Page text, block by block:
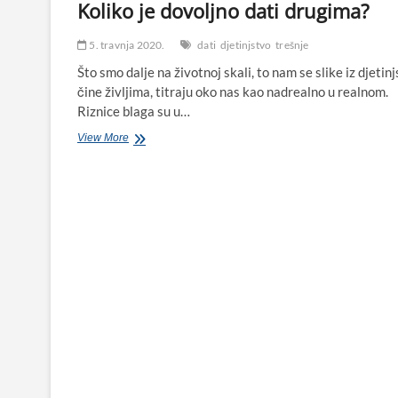
Koliko je dovoljno dati drugima?
5. travnja 2020. dati djetinjstvo trešnje
Što smo dalje na životnoj skali, to nam se slike iz
čine življima, titraju oko nas kao nadrealno u realnom.
Riznice blaga su u…
View MoreKoliko